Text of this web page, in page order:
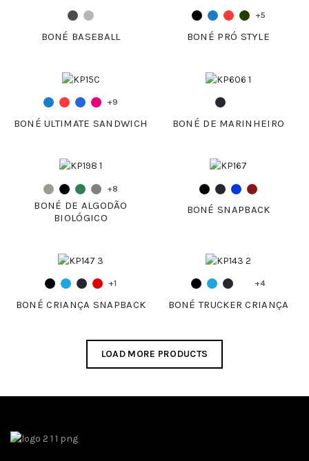
BONÉ BASEBALL
+5
BONÉ PRÓ STYLE
+9
BONÉ ULTIMATE SANDWICH BONÉ DE MARINHEIRO
+8
BONÉ DE ALGODÃO
BIOLÓGICO
BONÉ SNAPBACK
+1
BONÉ CRIANÇA SNAPBACK
+4
BONÉ TRUCKER CRIANÇA
LOAD MORE PRODUCTS